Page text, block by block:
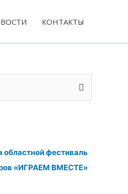
КОНТАКТЫ
областной фестиваль
«ИГРАЕМ ВМЕСТЕ»